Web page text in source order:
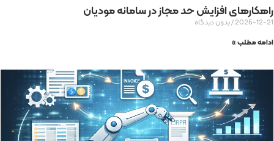
راهکارهای افزایش حد مجاز در سامانه مودیان
2025-12-21 بدون دیدگاه
ادامه مطلب »